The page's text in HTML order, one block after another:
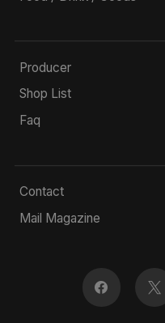
Producer
Shop List
Faq
Contact
Mail Magazine